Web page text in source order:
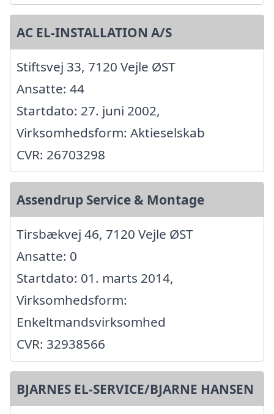
AC EL-INSTALLATION A/S
Stiftsvej 33, 7120 Vejle ØST
Ansatte: 44
Startdato: 27. juni 2002,
Virksomhedsform: Aktieselskab
CVR: 26703298
Assendrup Service & Montage
Tirsbækvej 46, 7120 Vejle ØST
Ansatte: 0
Startdato: 01. marts 2014,
Virksomhedsform:
Enkeltmandsvirksomhed
CVR: 32938566
BJARNES EL-SERVICE/BJARNE HANSEN